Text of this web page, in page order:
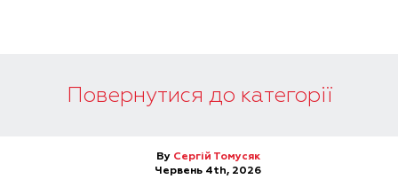
Повернутися до категорії
By Сергій Томусяк
Червень 4th, 2026